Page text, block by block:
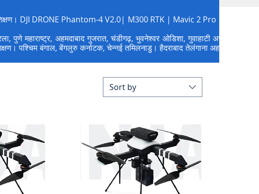
DJI DRONE Phantom-4 V2.0| M300 RTK | Mavic 2 Pro |
पुणे महाराष्ट्र, अहमदाबाद गुजरात, चंडीगढ़, भुवनेश्वर ओडिशा, गुवाहाटी असम ,
पश्चिम बंगाल, बेंगलुरु कर्नाटक, चेन्नई तमिलनाडु। हैदराबाद तेलंगाना अहमदाबाद
Sort by